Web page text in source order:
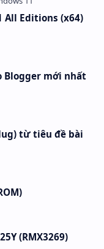
All Editions (x64)
Blogger mới nhất
từ tiêu đề bài
(RMX3269)